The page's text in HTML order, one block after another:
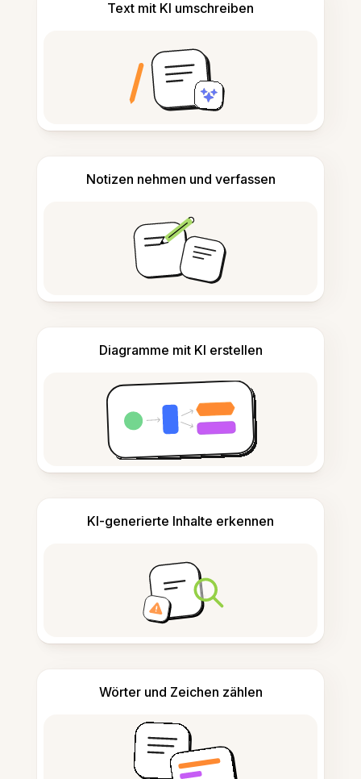
Text mit KI umschreiben
Notizen nehmen und verfassen
Diagramme mit KI erstellen
KI-generierte Inhalte erkennen
Wörter und Zeichen zählen